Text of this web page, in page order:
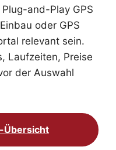
and-Play GPS
oder GPS
relevant sein.
Laufzeiten, Preise
der Auswahl
Übersicht